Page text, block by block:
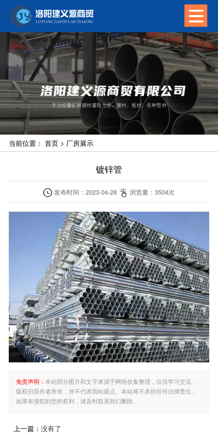
当前位置： 首页> 厂房展示
镀锌管
发布时间：2023-04-28 浏览量：3504次
免责声明： 本站部分图片和文字来源于网络收集整理，仅供学习交流，
版权归原作者所有，并不代表我站观点。本站将不承担任何法律责任，
如果有侵犯到您的权利，请及时联系我们删除。
上一篇： 没有了